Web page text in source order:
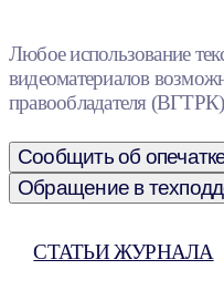
Любое использование
видеоматериалов
правообладателя
Сообщить об
Обращение в
СТАТЬИ ЖУРНАЛА